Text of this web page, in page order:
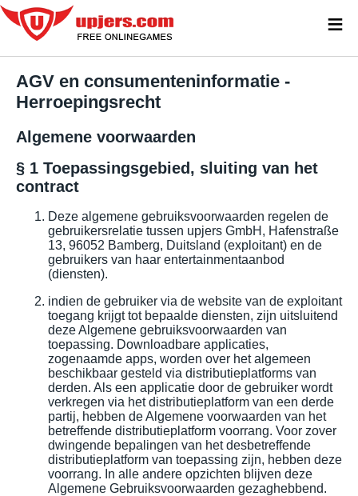
AGV en consumenteninformatie -
Herroepingsrecht
Algemene voorwaarden
§ 1 Toepassingsgebied, sluiting van het
contract
Deze algemene gebruiksvoorwaarden regelen de
gebruikersrelatie tussen upjers GmbH, Hafenstraße
13, 96052 Bamberg, Duitsland (exploitant) en de
gebruikers van haar entertainmentaanbod
(diensten).
indien de gebruiker via de website van de exploitant
toegang krijgt tot bepaalde diensten, zijn uitsluitend
deze Algemene gebruiksvoorwaarden van
toepassing. Downloadbare applicaties,
zogenaamde apps, worden over het algemeen
beschikbaar gesteld via distributieplatforms van
derden. Als een applicatie door de gebruiker wordt
verkregen via het distributieplatform van een derde
partij, hebben de Algemene voorwaarden van het
betreffende distributieplatform voorrang. Voor zover
dwingende bepalingen van het desbetreffende
distributieplatform van toepassing zijn, hebben deze
voorrang. In alle andere opzichten blijven deze
Algemene Gebruiksvoorwaarden gezaghebbend.
≡